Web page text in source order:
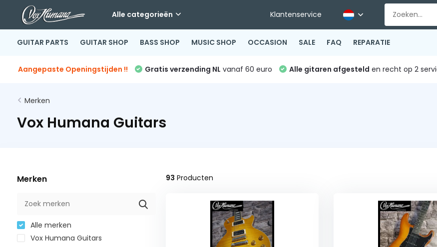
Alle categorieën Klantenservice
GUITAR PARTS GUITAR SHOP BASS SHOP MUSIC SHOP OCCASION SALE FAQ REPARATIE
Aangepaste Openingstijden !! Gratis verzending NL vanaf 60 euro Alle gitaren afgesteld en recht op 2
Merken
Vox Humana Guitars
Merken
Alle merken
Vox Humana Guitars
93 Producten